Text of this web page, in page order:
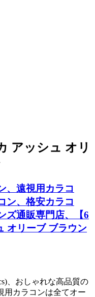
アッシュ オリ
、遠視用カラコ
ン、格安カラコ
ズ通販専門店、【6
オリーブ ブラウン
、おしゃれな高品質の
用カラコンは全てオー